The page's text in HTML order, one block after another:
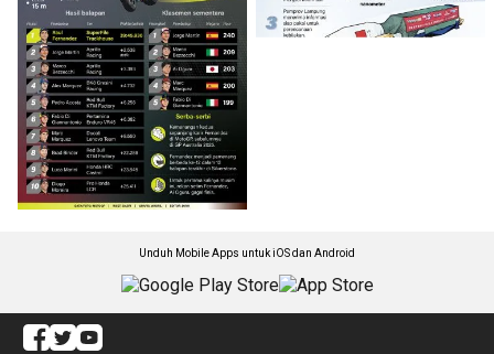
Unduh Mobile Apps untuk iOS dan Android